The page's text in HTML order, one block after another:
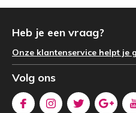
Heb je een vraag?
Onze klantenservice helpt je
Volg ons